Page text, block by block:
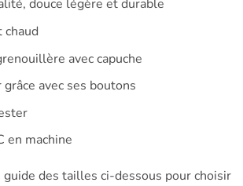
douce légère et durable
chaud
avec capuche
avec ses boutons
en machine
des tailles ci-dessous pour choisir